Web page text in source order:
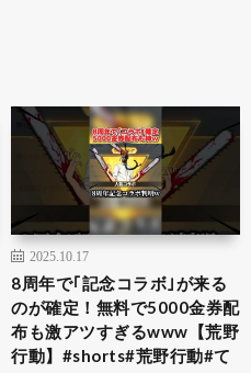
2025.10.17
8周年で｢記念コラボ｣が来る
のが確定！無料で5000金券配
布も激アツすぎるwww【荒野
行動】#shorts#荒野行動#て